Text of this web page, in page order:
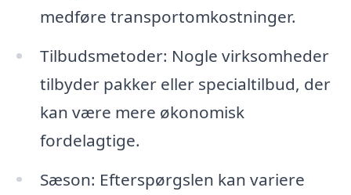
medføre transportomkostninger.
Tilbudsmetoder: Nogle virksomheder
tilbyder pakker eller specialtilbud, der
kan være mere økonomisk
fordelagtige.
Sæson: Efterspørgslen kan variere